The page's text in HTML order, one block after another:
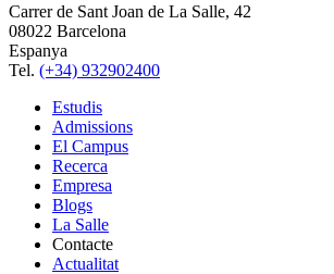
Carrer de Sant Joan de La Salle, 42
08022 Barcelona
Espanya
Tel. (+34) 932902400
Estudis
Admissions
El Campus
Recerca
Empresa
Blogs
La Salle
Contacte
Actualitat